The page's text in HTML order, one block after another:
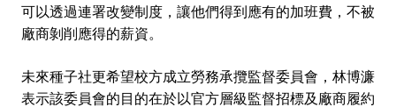
可以透過連署改變制度，讓他們得到應有的加班費，不被
廠商剝削應得的薪資。
未來種子社更希望校方成立勞務承攬監督委員會，林博濂
表示該委員會的目的在於以官方層級監督招標及廠商履約